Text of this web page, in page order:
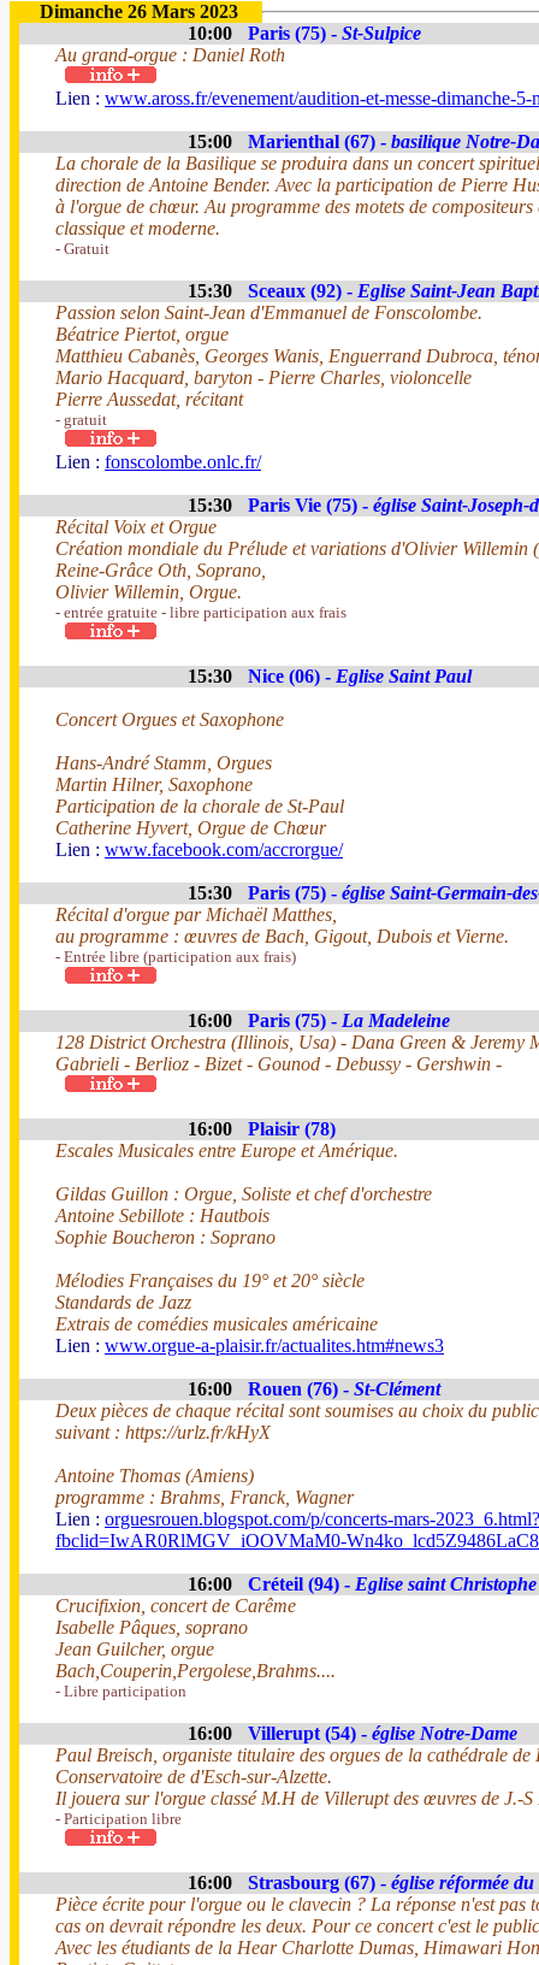
Dimanche 26 Mars 2023
10:00
Paris (75) - St-Sulpice
Au grand-orgue : Daniel Roth
Lien : www.aross.fr/evenement/audition-et-messe-dimanche-5-
15:00 Marienthal (67) - basilique Notre-
La chorale de la Basilique se produira dans un concert
direction de Antoine Bender. Avec la participation de Pierre
à l'orgue de chœur. Au programme des motets de compositeurs
classique et moderne.
- Gratuit
15:30 Sceaux (92) - Eglise Saint-Jean
Passion selon Saint-Jean d'Emmanuel de Fonscolombe.
Béatrice Piertot, orgue
Matthieu Cabanès, Georges Wanis, Enguerrand Dubroca,
Mario Hacquard, baryton - Pierre Charles, violoncelle
Pierre Aussedat, récitant
- gratuit
Lien : fonscolombe.onlc.fr/
15:30 Paris Vie (75) - église Saint-Joseph-
Récital Voix et Orgue
Création mondiale du Prélude et variations d'Olivier Willemin
Reine-Grâce Oth, Soprano,
Olivier Willemin, Orgue.
- entrée gratuite - libre participation aux frais
15:30 Nice (06) - Eglise Saint Paul
Concert Orgues et Saxophone
Hans-André Stamm, Orgues
Martin Hilner, Saxophone
Participation de la chorale de St-Paul
Catherine Hyvert, Orgue de Chœur
Lien : www.facebook.com/accrorgue/
15:30 Paris (75) - église Saint-Germain-
Récital d'orgue par Michaël Matthes,
au programme : œuvres de Bach, Gigout, Dubois et Vierne.
- Entrée libre (participation aux frais)
16:00 Paris (75) - La Madeleine
128 District Orchestra (Illinois, Usa) - Dana Green & Jeremy
Gabrieli - Berlioz - Bizet - Gounod - Debussy - Gershwin -
16:00
Plaisir (78)
Escales Musicales entre Europe et Amérique.
Gildas Guillon : Orgue, Soliste et chef d'orchestre
Antoine Sebillote : Hautbois
Sophie Boucheron : Soprano
Mélodies Françaises du 19° et 20° siècle
Standards de Jazz
Extrais de comédies musicales américaine
Lien : www.orgue-a-plaisir.fr/actualites.htm#news3
16:00 Rouen (76) - St-Clément
Deux pièces de chaque récital sont soumises au choix du
suivant : https://urlz.fr/kHyX
Antoine Thomas (Amiens)
programme : Brahms, Franck, Wagner
Lien : orguesrouen.blogspot.com/p/concerts-mars-2023_6.html?
fbclid=IwAR0RlMGV_iOOVMaM0-
16:00 Créteil (94) - Eglise saint Christophe
Crucifixion, concert de Carême
Isabelle Pâques, soprano
Jean Guilcher, orgue
Bach,Couperin,Pergolese,Brahms....
- Libre participation
16:00 Villerupt (54) - église Notre-Dame
Paul Breisch, organiste titulaire des orgues de la cathédrale
Conservatoire de d'Esch-sur-Alzette.
Il jouera sur l'orgue classé M.H de Villerupt des œuvres de J.-
- Participation libre
16:00 Strasbourg (67) - église réformée
Pièce écrite pour l'orgue ou le clavecin ? La réponse n'est pas
cas on devrait répondre les deux. Pour ce concert c'est le
Avec les étudiants de la Hear Charlotte Dumas, Himawari